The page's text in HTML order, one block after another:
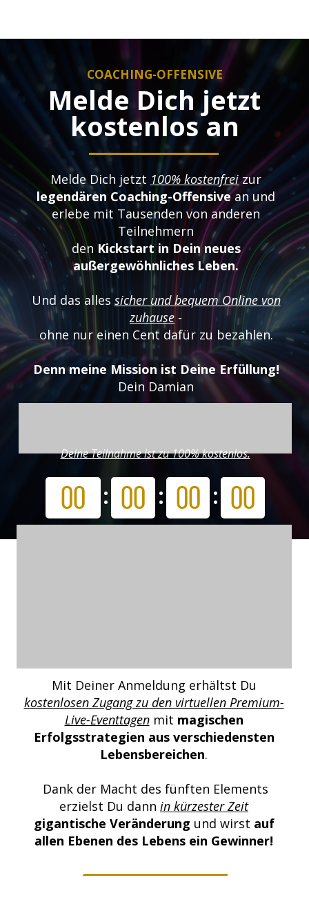
COACHING-OFFENSIVE
Melde Dich jetzt
kostenlos an
Melde Dich jetzt 100% kostenfreizur
legendären Coaching-Offensivean und
erlebe mit Tausenden von anderen
Teilnehmern
den Kickstart in Dein neues
außergewöhnliches Leben.
Und das alles sicher und bequem Online von
zuhause -
ohne nur einen Cent dafür zu bezahlen.
Denn meine Mission ist Deine Erfüllung!
Dein Damian
Deine Teilnahme ist zu 100% kostenlos.
00 00 00 00
Mit Deiner Anmeldung erhältst Du
kostenlosen Zugang zu den virtuellen Premium-
Live-Eventtagenmit magischen
Erfolgsstrategien aus verschiedensten
Lebensbereichen.
Dank der Macht des fünften Elements
erzielst Du dann in kürzester Zeit
gigantische Veränderung und wirst auf
allen Ebenen des Lebens ein Gewinner!